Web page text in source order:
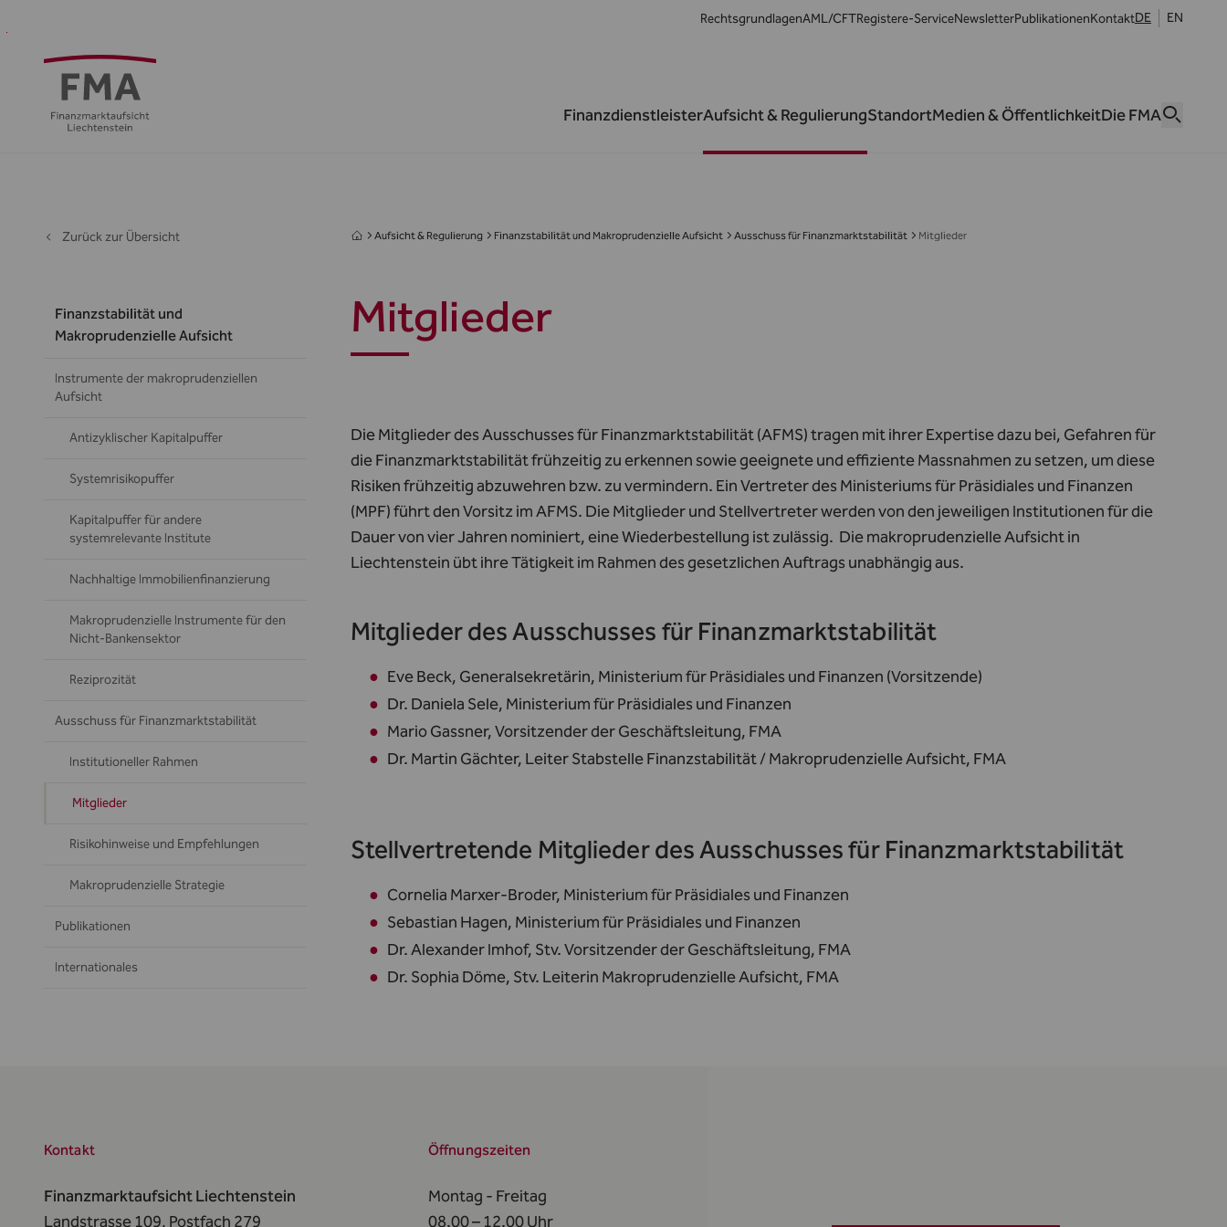
Regulierung
Öffentlichkeit
RechtsgrundlagenAML/CFTRegistere-ServiceNewsletterPublikationenKontaktDE EN
FinanzdienstleisterAufsicht & RegulierungStandortMedien & ÖffentlichkeitDie FMA
Zurück zur Übersicht
Finanzstabilität und
Makroprudenzielle Aufsicht
Instrumente der makroprudenziellen
Aufsicht
Antizyklischer Kapitalpuffer
Systemrisikopuffer
Kapitalpuffer für andere
systemrelevante Institute
Nachhaltige Immobilienfinanzierung
Makroprudenzielle Instrumente für den
Nicht-Bankensektor
Reziprozität
Ausschuss für Finanzmarktstabilität
Institutioneller Rahmen
Mitglieder
Risikohinweise und Empfehlungen
Makroprudenzielle Strategie
Publikationen
Internationales
Aufsicht & Regulierung Finanzstabilität und Makroprudenzielle Aufsicht Ausschuss für Finanzmarktstabilität Mitglieder
Mitglieder
Die Mitglieder des Ausschusses für Finanzmarktstabilität (AFMS) tragen mit ihrer Expertise dazu bei, Gefahren für
die Finanzmarktstabilität frühzeitig zu erkennen sowie geeignete und effiziente Massnahmen zu setzen, um diese
Risiken frühzeitig abzuwehren bzw. zu vermindern. Ein Vertreter des Ministeriums für Präsidiales und Finanzen
(MPF) führt den Vorsitz im AFMS. Die Mitglieder und Stellvertreter werden von den jeweiligen Institutionen für die
Dauer von vier Jahren nominiert, eine Wiederbestellung ist zulässig. Die makroprudenzielle Aufsicht in
Liechtenstein übt ihre Tätigkeit im Rahmen des gesetzlichen Auftrags unabhängig aus.
Mitglieder des Ausschusses für Finanzmarktstabilität
Eve Beck, Generalsekretärin, Ministerium für Präsidiales und Finanzen (Vorsitzende)
Dr. Daniela Sele, Ministerium für Präsidiales und Finanzen
Mario Gassner, Vorsitzender der Geschäftsleitung, FMA
Dr. Martin Gächter, Leiter Stabstelle Finanzstabilität / Makroprudenzielle Aufsicht, FMA
Stellvertretende Mitglieder des Ausschusses für Finanzmarktstabilität
Cornelia Marxer-Broder, Ministerium für Präsidiales und Finanzen
Sebastian Hagen, Ministerium für Präsidiales und Finanzen
Dr. Alexander Imhof, Stv. Vorsitzender der Geschäftsleitung, FMA
Dr. Sophia Döme, Stv. Leiterin Makroprudenzielle Aufsicht, FMA
Kontakt
Finanzmarktaufsicht Liechtenstein
Landstrasse 109, Postfach 279
Öffnungszeiten
Montag - Freitag
08.00 – 12.00 Uhr